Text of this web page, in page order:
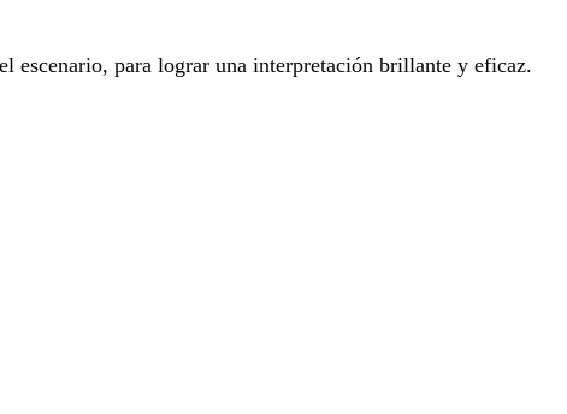
escenario, para lograr una interpretación brillante y eficaz.